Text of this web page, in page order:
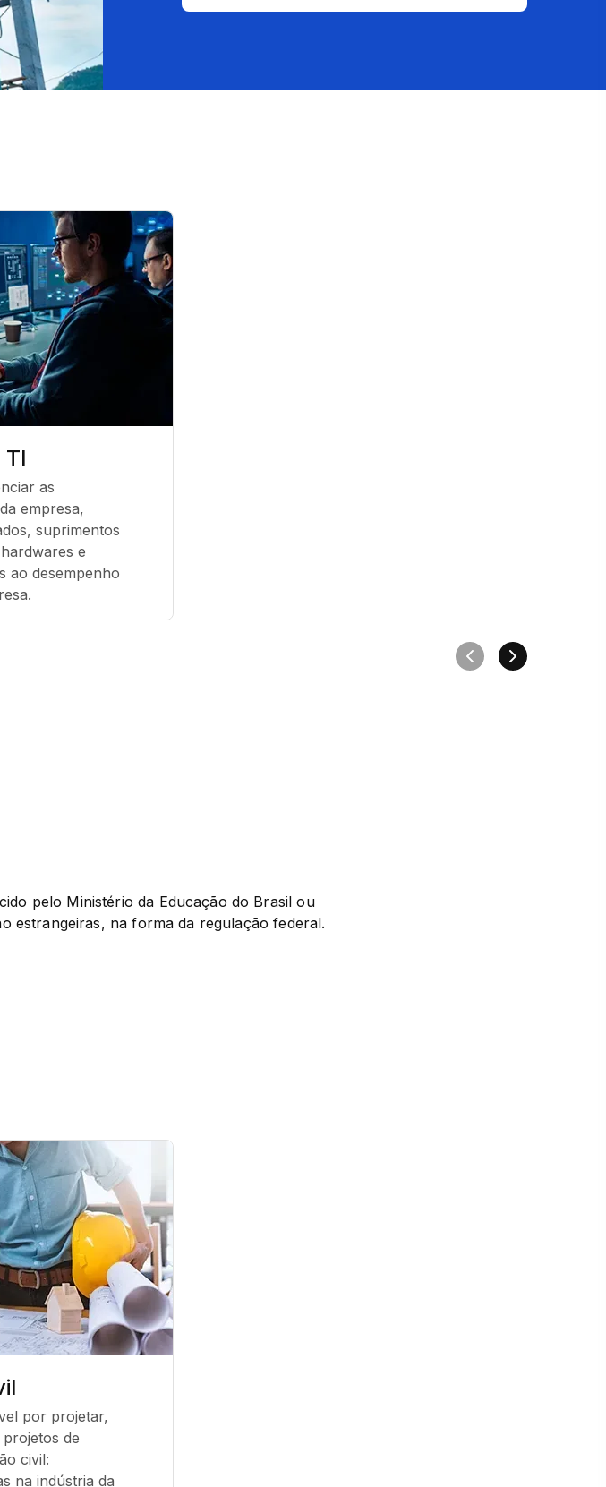
TI
as
empresa,
suprimentos
e
ao desempenho
pelo Ministério da Educação do Brasil ou
estrangeiras, na forma da regulação federal.
por projetar,
de
civil:
na indústria da